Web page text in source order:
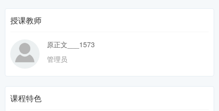
授课教师
原正文___1573
管理员
课程特色